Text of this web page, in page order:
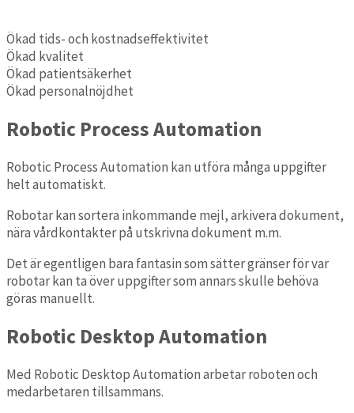
Ökad tids- och kostnadseffektivitet
Ökad kvalitet
Ökad patientsäkerhet
Ökad personalnöjdhet
Robotic ProcessAutomation
Robotic Process Automation kan utföra många uppgifter
helt automatiskt.
Robotar kan sortera inkommande mejl, arkivera dokument,
nära vårdkontakter på utskrivna dokument m.m.
Det är egentligen bara fantasin som sätter gränser för var
robotar kan ta över uppgifter som annars skulle behöva
göras manuellt.
Robotic DesktopAutomation
Med Robotic Desktop Automation arbetar roboten och
medarbetaren tillsammans.